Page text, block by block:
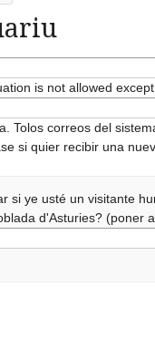
is not allowed
Tolos correos del
si quier recibir una
si ye usté un visitante
d'Asturies? (poner